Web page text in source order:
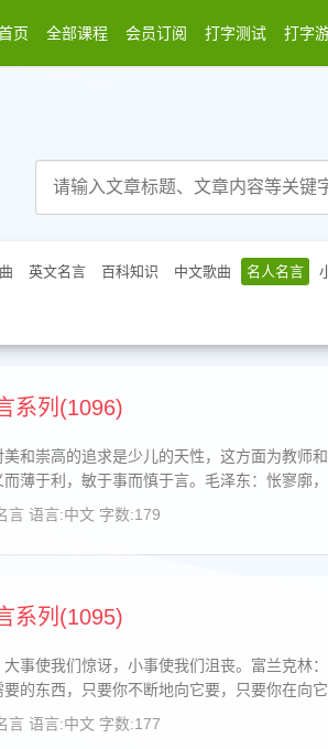
页 全部课程 会员订阅 打字测试 打字
英文名言 百科知识 中文歌曲 名人名言
系列(1096)
美和崇高的追求是少儿的天性，这方面为教师
薄于利，敏于事而慎于言。毛泽东：怅寥廓
言 语言:中文 字数:179
系列(1095)
大事使我们惊讶，小事使我们沮丧。富兰克林
的东西，只要你不断地向它要，只要你在向
言 语言:中文 字数:177